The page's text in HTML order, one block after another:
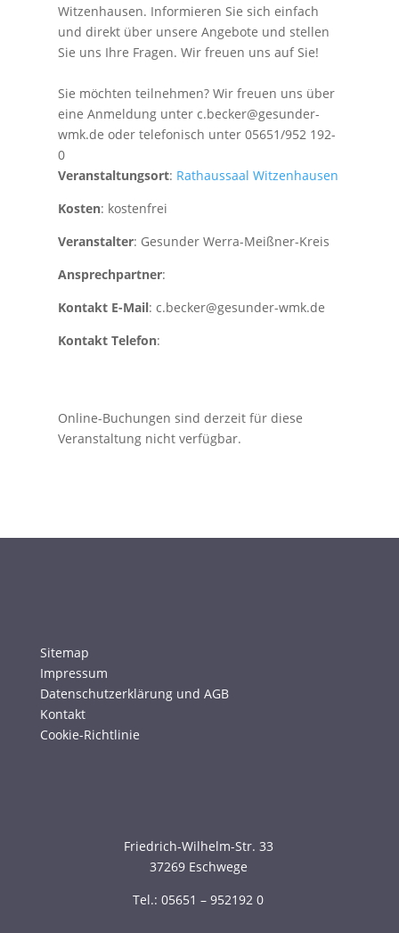
Witzenhausen. Informieren Sie sich einfach
und direkt über unsere Angebote und stellen
Sie uns Ihre Fragen. Wir freuen uns auf Sie!
Sie möchten teilnehmen? Wir freuen uns über
eine Anmeldung unter c.becker@gesunder-
wmk.de oder telefonisch unter 05651/952 192-
0
Veranstaltungsort: Rathaussaal Witzenhausen
Kosten: kostenfrei
Veranstalter: Gesunder Werra-Meißner-Kreis
Ansprechpartner:
Kontakt E-Mail: c.becker@gesunder-wmk.de
Kontakt Telefon:
Online-Buchungen sind derzeit für diese
Veranstaltung nicht verfügbar.
Sitemap
Impressum
Datenschutzerklärung und AGB
Kontakt
Cookie-Richtlinie
Friedrich-Wilhelm-Str. 33
37269 Eschwege
Tel.: 05651 – 952192 0